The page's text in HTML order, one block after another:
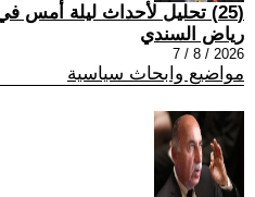
(25) تحليل لأحداث ليلة أمس في العراق
رياض السندي
2026 / 8 / 7
مواضيع وابحاث سياسية